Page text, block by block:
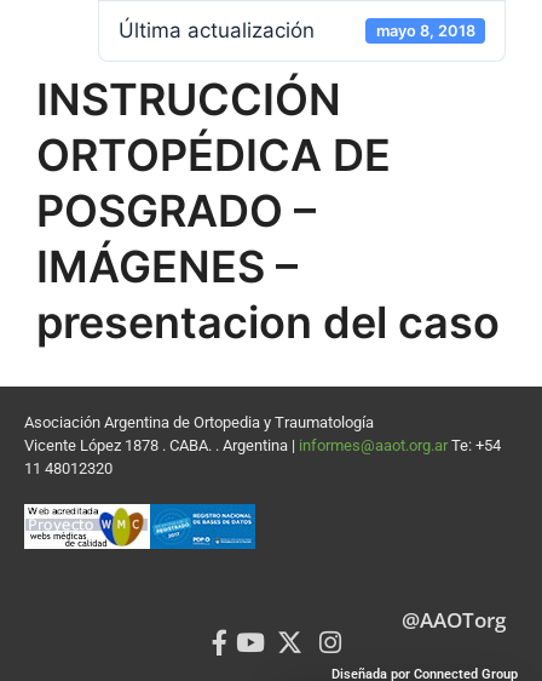
Última actualización mayo 8, 2018
INSTRUCCIÓN
ORTOPÉDICA DE
POSGRADO –
IMÁGENES –
presentacion del caso
Asociación Argentina de Ortopedia y Traumatología
Vicente López 1878 . CABA. . Argentina | informes@aaot.org.ar Te: +54
11 48012320
@AAOTorg
Diseñada por Connected Group